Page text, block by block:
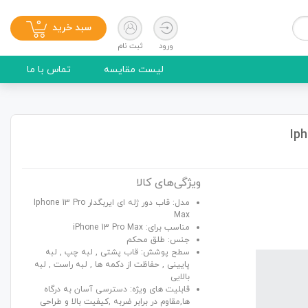
ورود ثبت نام
سبد خرید 0
لیست مقایسه تماس با ما
ویژگی‌های کالا
مدل: قاب دور ژله ای ایربگدار Iphone 13 Pro
Max
مناسب برای: iPhone 13 Pro Max
جنس: طلق محکم
سطح پوشش: قاب پشتی , لبه چپ , لبه
پایینی , حفاظت از دکمه ها , لبه راست , لبه
بالایی
قابلیت های ویژه: دسترسی آسان به درگاه
ها,مقاوم در برابر ضربه ,کیفیت بالا و طراحی